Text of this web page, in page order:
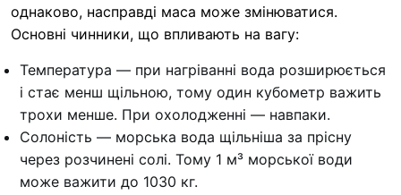
однаково, насправді маса може змінюватися.
Основні чинники, що впливають на вагу:
Температура — при нагріванні вода розширюється
і стає менш щільною, тому один кубометр важить
трохи менше. При охолодженні — навпаки.
Солоність — морська вода щільніша за прісну
через розчинені солі. Тому 1 м³ морської води
може важити до 1030 кг.